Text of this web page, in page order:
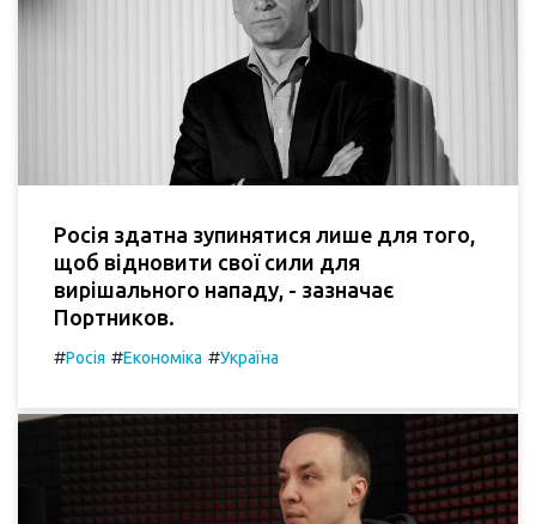
Росія здатна зупинятися лише для того,
щоб відновити свої сили для
вирішального нападу, - зазначає
Портников.
#Росія #Економіка #Україна